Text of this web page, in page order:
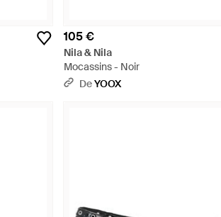
105 €
Nila & Nila
Mocassins - Noir
DeYOOX